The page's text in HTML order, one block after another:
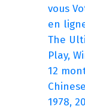
vous
en
The
Play,
12
1978,